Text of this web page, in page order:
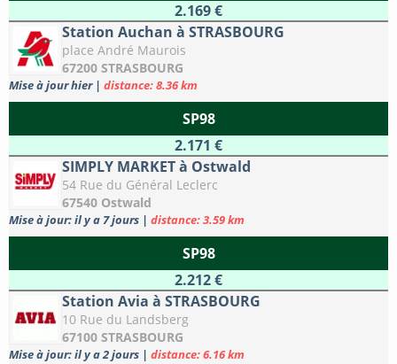
2.169 €
Station Auchan à STRASBOURG
place André Maurois
67200 STRASBOURG
Mise à jour hier | distance: 8.36 km
SP98
2.171 €
SIMPLY MARKET à Ostwald
54 Rue du Général Leclerc
67540 Ostwald
Mise à jour: il y a 7 jours | distance: 3.59 km
SP98
2.212 €
Station Avia à STRASBOURG
10 Rue du Landsberg
67100 STRASBOURG
Mise à jour: il y a 2 jours | distance: 6.16 km